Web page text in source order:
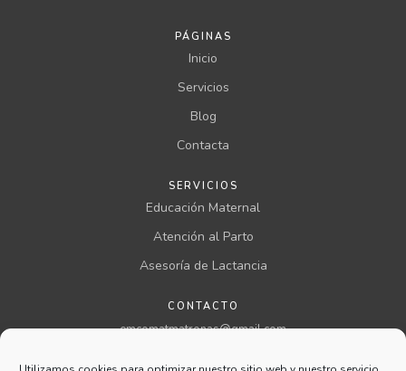
PÁGINAS
Inicio
Servicios
Blog
Contacta
SERVICIOS
Educación Maternal
Atención al Parto
Asesoría de Lactancia
CONTACTO
emcomatmatronas@gmail.com